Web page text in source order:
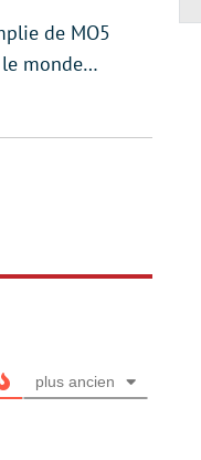
de MO5
monde…
plus ancien